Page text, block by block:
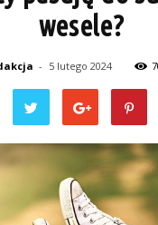
wesele?
- 5 lutego 2024